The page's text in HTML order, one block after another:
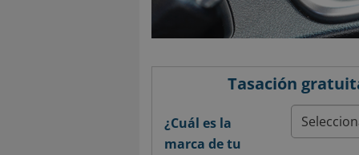
Tasación
¿Cuál es la
marca de tu